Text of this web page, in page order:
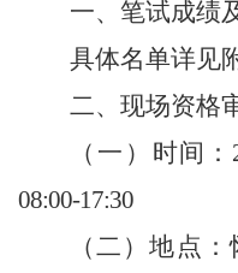
一、笔试成绩
具体名单详见
二、现场资格
（一） 时间：
08:00-17:30
（二）地点：